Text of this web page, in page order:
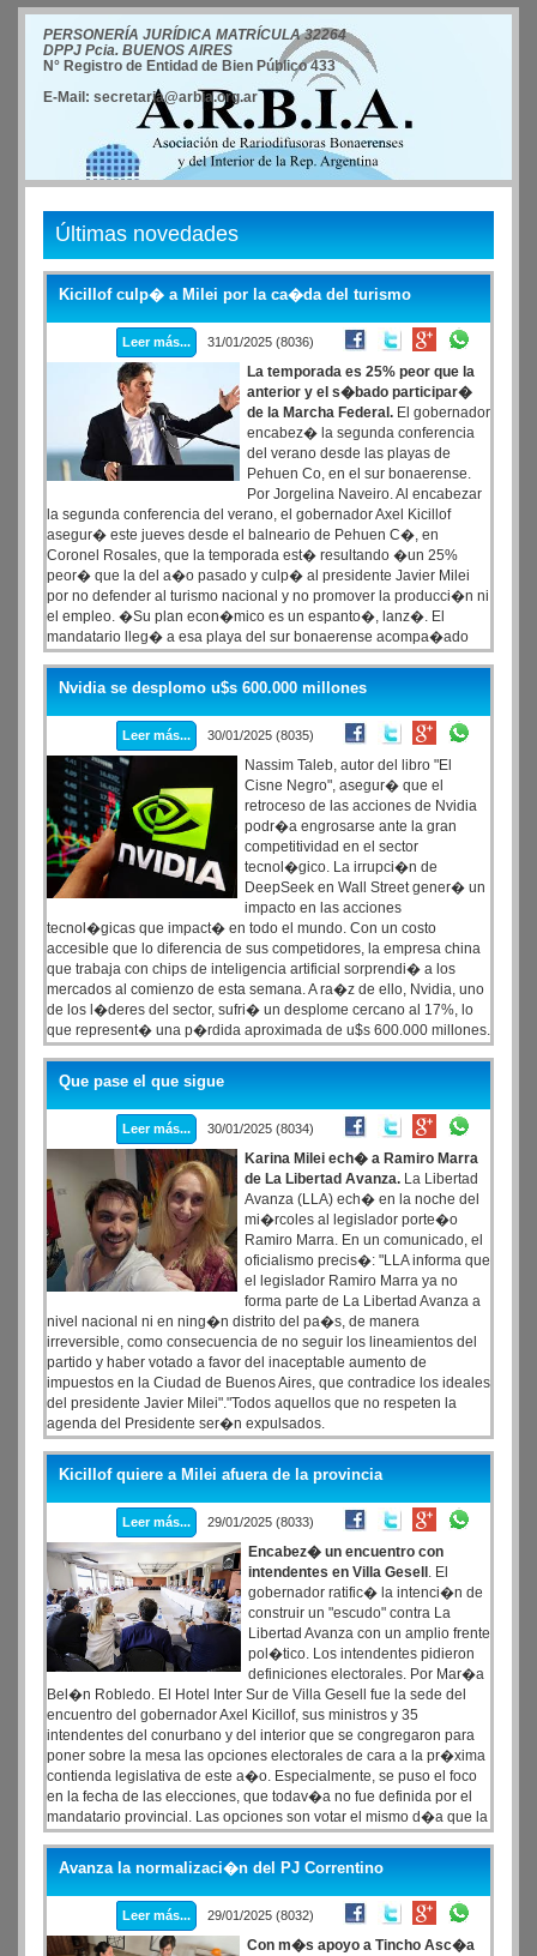
PERSONERÍA JURÍDICA MATRÍCULA 32264
DPPJ Pcia. BUENOS AIRES
N° Registro de Entidad de Bien Público 433
E-Mail: secretaria@arbia.org.ar
Últimas novedades
Kicillof culp� a Milei por la ca�da del turismo
Leer más... 31/01/2025 (8036)
La temporada es 25% peor que la
anterior y el s�bado participar�
de la Marcha Federal. El gobernador
encabez� la segunda conferencia
del verano desde las playas de
Pehuen Co, en el sur bonaerense.
Por Jorgelina Naveiro. Al encabezar
la segunda conferencia del verano, el gobernador Axel Kicillof
asegur� este jueves desde el balneario de Pehuen C�, en
Coronel Rosales, que la temporada est� resultando �un 25%
peor� que la del a�o pasado y culp� al presidente Javier Milei
por no defender al turismo nacional y no promover la producci�n ni
el empleo. �Su plan econ�mico es un espanto�, lanz�. El
mandatario lleg� a esa playa del sur bonaerense acompa�ado
por el ministro de la Producci�n, Augusto Costa; su par de Salud,
Nicol�s Kreplak, y el intendente anfitri�n, Rodrigo Aristimu�o, tras
reunirse en Tres Arroyos con representantes de diferentes sectores
productivos de la regi�n.
Nvidia se desplomo u$s 600.000 millones
Leer más... 30/01/2025 (8035)
Nassim Taleb, autor del libro "El
Cisne Negro", asegur� que el
retroceso de las acciones de Nvidia
podr�a engrosarse ante la gran
competitividad en el sector
tecnol�gico. La irrupci�n de
DeepSeek en Wall Street gener� un
impacto en las acciones
tecnol�gicas que impact� en todo el mundo. Con un costo
accesible que lo diferencia de sus competidores, la empresa china
que trabaja con chips de inteligencia artificial sorprendi� a los
mercados al comienzo de esta semana. A ra�z de ello, Nvidia, uno
de los l�deres del sector, sufri� un desplome cercano al 17%, lo
que represent� una p�rdida aproximada de u$s 600.000 millones.
Es decir, fue la mayor ca�da en una capitalizaci�n burs�til de la
historia.
Que pase el que sigue
Leer más... 30/01/2025 (8034)
Karina Milei ech� a Ramiro Marra
de La Libertad Avanza. La Libertad
Avanza (LLA) ech� en la noche del
mi�rcoles al legislador porte�o
Ramiro Marra. En un comunicado, el
oficialismo precis�: "LLA informa que
el legislador Ramiro Marra ya no
forma parte de La Libertad Avanza a
nivel nacional ni en ning�n distrito del pa�s, de manera
irreversible, como consecuencia de no seguir los lineamientos del
partido y haber votado a favor del inaceptable aumento de
impuestos en la Ciudad de Buenos Aires, que contradice los ideales
del presidente Javier Milei"."Todos aquellos que no respeten la
agenda del Presidente ser�n expulsados.
Kicillof quiere a Milei afuera de la provincia
Leer más... 29/01/2025 (8033)
Encabez� un encuentro con
intendentes en Villa Gesell . El
gobernador ratific� la intenci�n de
construir un "escudo" contra La
Libertad Avanza con un amplio frente
pol�tico. Los intendentes pidieron
definiciones electorales. Por Mar�a
Bel�n Robledo. El Hotel Inter Sur de Villa Gesell fue la sede del
encuentro del gobernador Axel Kicillof, sus ministros y 35
intendentes del conurbano y del interior que se congregaron para
poner sobre la mesa las opciones electorales de cara a la pr�xima
contienda legislativa de este a�o. Especialmente, se puso el foco
en la fecha de las elecciones, que todav�a no fue definida por el
mandatario provincial. Las opciones son votar el mismo d�a que la
contienda nacional o hacerlo en jornadas diferentes.
Avanza la normalizaci�n del PJ Correntino
Leer más... 29/01/2025 (8032)
Con m�s apoyo a Tincho Asc�a